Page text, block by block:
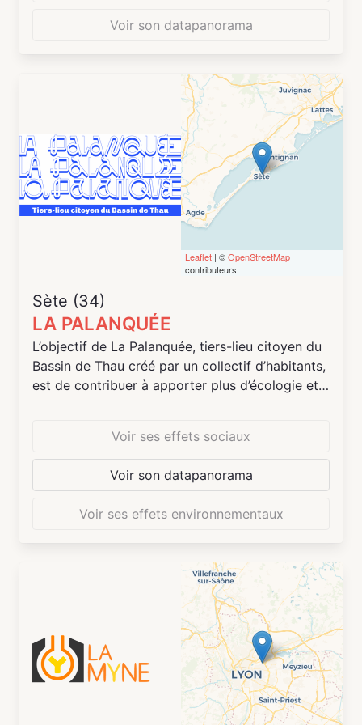
vers le numérique.
Mais la Parenthèse c’est aussi les archives :
La Parenthèse Numérique c’est également le lieu
de consultation des archives municipales. Deux
créneaux sont proposés le mardi et le jeudi pour
vous permettre de réaliser des recherches
généalogiques ou historiques grâce à la
richesse d’un fond d’archives.
Voir son datapanorama
Leaflet | ©OpenStreetMap
contributeurs
Sète (34)
LA PALANQUÉE
L’objectif de La Palanquée, tiers-lieu citoyen du
Bassin de Thau créé par un collectif d’habitants,
est de contribuer à apporter plus d’écologie et
créations d’entreprises, les pratiques innovantes
qui répondent à ces défis. Lieu ouvert et
convivial, il offre des services aux
vingtaine de places, salles de réunion,
accueillant le grand public dans son café
cantine pour le déjeuner, dans des journées et
soirées évènementielles lors des mois « Vivons
demain ! » sur des thématiques de transition
écologique ou d’innovation sociale , dans des
ateliers éducatifs et culturels animés par des
associations, des professionnels, des
particuliers souhaitant transmettre leur savoir-
faire. Il cherche à décloisonner et à favoriser le
Voir ses effets sociaux
Voir son datapanorama
Voir ses effets environnementaux